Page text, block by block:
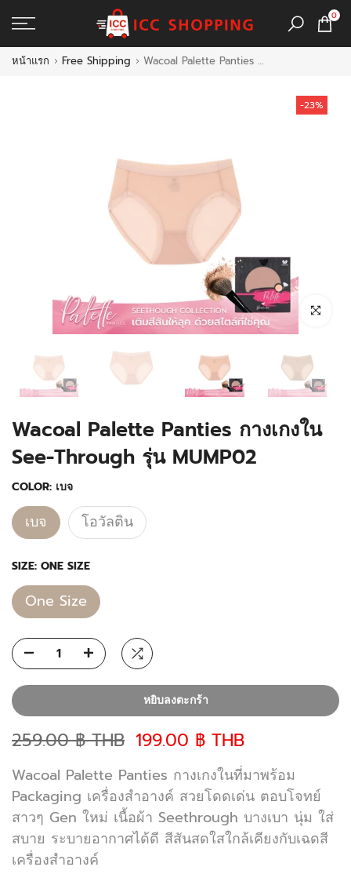
ข้าม
ที่
0
หน้าแรก Free Shipping Wacoal Palette Panties กางเกงใน See-Through รุ่น MUMP02
-23%
คลิกเพื่อขย
Wacoal Palette Panties กางเกงใน
See-Through รุ่น MUMP02
COLOR: เบจ
เบจ โอวัลติน
SIZE: ONE SIZE
One Size
หยิบลงตะกร้า
259.00 ฿ THB 199.00 ฿ THB
Wacoal Palette Panties กางเกงในที่มาพร้อม
Packaging เครื่องสำอางค์ สวยโดดเด่น ตอบโจทย์
สาวๆ Gen ใหม่ เนื้อผ้า Seethrough บางเบา นุ่ม ใส่
สบาย ระบายอากาศได้ดี สีสันสดใสใกล้เคียงกับเฉดสี
เครื่องสำอางค์